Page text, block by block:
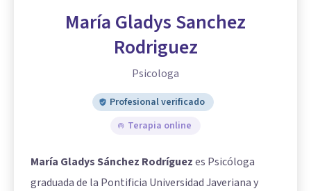
María Gladys Sanchez
Rodriguez
Psicologa
Profesional verificado
Terapia online
María Gladys Sánchez Rodríguezes Psicóloga
graduada de la Pontificia Universidad Javeriana y